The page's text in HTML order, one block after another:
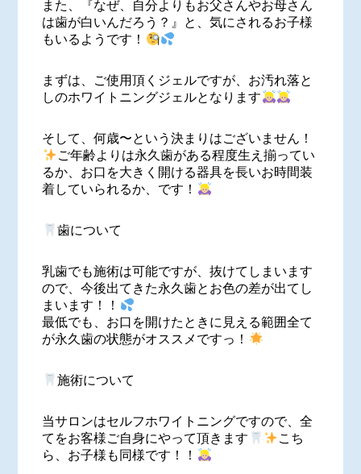
また、『なぜ、自分よりもお父さんやお母さん
は歯が白いんだろう？』と、気にされるお子様
もいるようです！
まずは、ご使用頂くジェルですが、お汚れ落と
しのホワイトニングジェルとなります
そして、何歳〜という決まりはございません！
ご年齢よりは永久歯がある程度生え揃ってい
るか、お口を大きく開ける器具を長いお時間装
着していられるか、です！
歯について
乳歯でも施術は可能ですが、抜けてしまいます
ので、今後出てきた永久歯とお色の差が出てし
まいます！！
最低でも、お口を開けたときに見える範囲全て
が永久歯の状態がオススメですっ！
施術について
当サロンはセルフホワイトニングですので、全
てをお客様ご自身にやって頂きます
こち
ら、お子様も同様です！！